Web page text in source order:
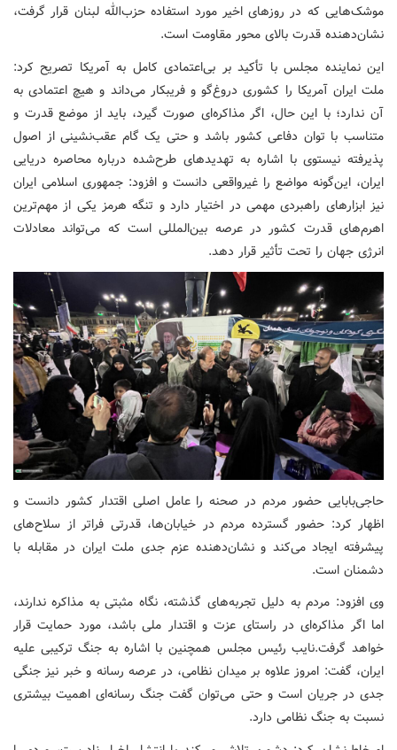
موشک‌هایی که در روزهای اخیر مورد استفاده حزب‌الله لبنان قرار گرفت،
نشان‌دهنده قدرت بالای محور مقاومت است.
این نماینده مجلس با تأکید بر بی‌اعتمادی کامل به آمریکا تصریح کرد:
ملت ایران آمریکا را کشوری دروغ‌گو و فریبکار می‌داند و هیچ اعتمادی به
آن ندارد؛ با این حال، اگر مذاکره‌ای صورت گیرد، باید از موضع قدرت و
متناسب با توان دفاعی کشور باشد و حتی یک گام عقب‌نشینی از اصول
پذیرفته نیستوی با اشاره به تهدیدهای طرح‌شده درباره محاصره دریایی
ایران، این‌گونه مواضع را غیرواقعی دانست و افزود: جمهوری اسلامی ایران
نیز ابزارهای راهبردی مهمی در اختیار دارد و تنگه هرمز یکی از مهم‌ترین
اهرم‌های قدرت کشور در عرصه بین‌المللی است که می‌تواند معادلات
انرژی جهان را تحت تأثیر قرار دهد.
حاجی‌بابایی حضور مردم در صحنه را عامل اصلی اقتدار کشور دانست و
اظهار کرد: حضور گسترده مردم در خیابان‌ها، قدرتی فراتر از سلاح‌های
پیشرفته ایجاد می‌کند و نشان‌دهنده عزم جدی ملت ایران در مقابله با
دشمنان است.
وی افزود: مردم به دلیل تجربه‌های گذشته، نگاه مثبتی به مذاکره ندارند،
اما اگر مذاکره‌ای در راستای عزت و اقتدار ملی باشد، مورد حمایت قرار
خواهد گرفت.نایب رئیس مجلس همچنین با اشاره به جنگ ترکیبی علیه
ایران، گفت: امروز علاوه بر میدان نظامی، در عرصه رسانه و خبر نیز جنگی
جدی در جریان است و حتی می‌توان گفت جنگ رسانه‌ای اهمیت بیشتری
نسبت به جنگ نظامی دارد.